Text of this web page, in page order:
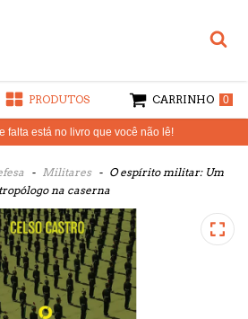
PRODUTOS CARRINHO 0
falta está no livro que você não lê!
- Militares -
O espírito militar: Um
na caserna